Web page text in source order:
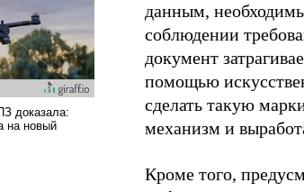
данным,
соблюдении
документ
помощью
сделать такую
механизм и
Кроме того,